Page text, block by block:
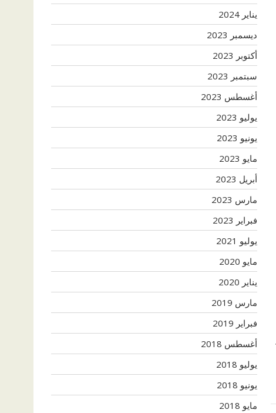
يناير 2024
ديسمبر 2023
أكتوبر 2023
سبتمبر 2023
أغسطس 2023
يوليو 2023
يونيو 2023
مايو 2023
أبريل 2023
مارس 2023
فبراير 2023
يوليو 2021
مايو 2020
يناير 2020
مارس 2019
فبراير 2019
أغسطس 2018
يوليو 2018
يونيو 2018
مايو 2018